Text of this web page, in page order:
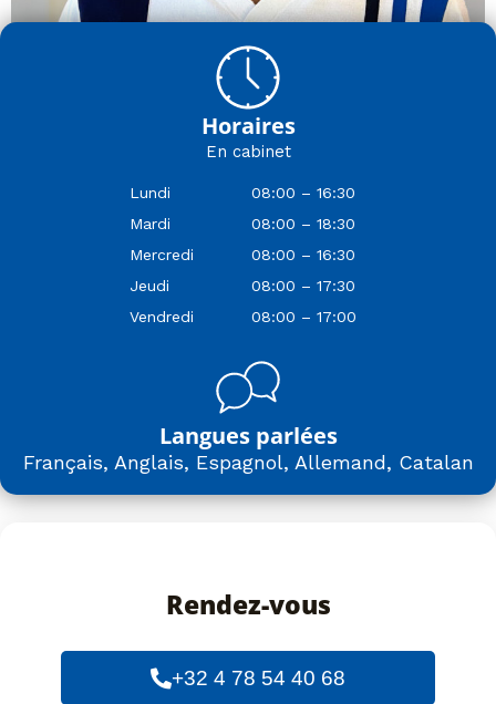
Horaires
En cabinet
Lundi
Mardi
Mercredi
Jeudi
Vendredi
08:00 – 16:30
08:00 – 18:30
08:00 – 16:30
08:00 – 17:30
08:00 – 17:00
Langues parlées
Français, Anglais, Espagnol, Allemand, Catalan
Rendez-vous
+32 4 78 54 40 68